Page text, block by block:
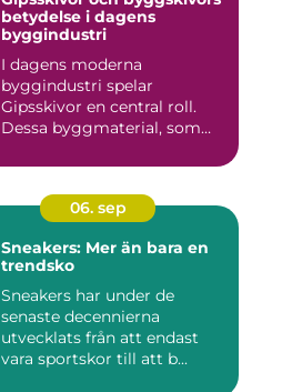
betydelse i dagens
byggindustri
I dagens moderna
byggindustri spelar
Gipsskivor en central roll.
Dessa byggmaterial, som
06. sep
Sneakers: Mer än bara en
trendsko
Sneakers har under de
senaste decennierna
utvecklats från att endast
vara sportskor till att b...